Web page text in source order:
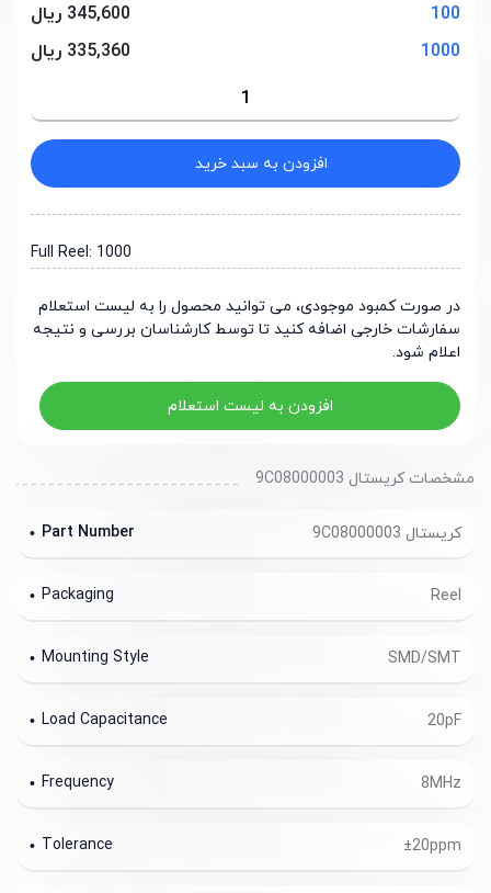
100
345,600 ریال
1000
335,360 ریال
افزودن به سبد خرید
Full Reel: 1000
در صورت کمبود موجودی، می توانید محصول را به لیست استعلام
سفارشات خارجی اضافه کنید تا توسط کارشناسان بررسی و نتیجه
اعلام شود.
افزودن به لیست استعلام
مشخصات کریستال 9C08000003
کریستال 9C08000003 Part Number
Reel
Packaging
SMD/SMT
Mounting Style
20pF
Load Capacitance
8MHz
Frequency
±20ppm
Tolerance